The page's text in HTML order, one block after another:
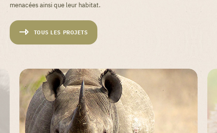
menacées ainsi que leur habitat.
TOUS LES PROJETS